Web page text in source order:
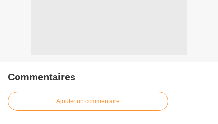
Commentaires
Ajouter un commentaire